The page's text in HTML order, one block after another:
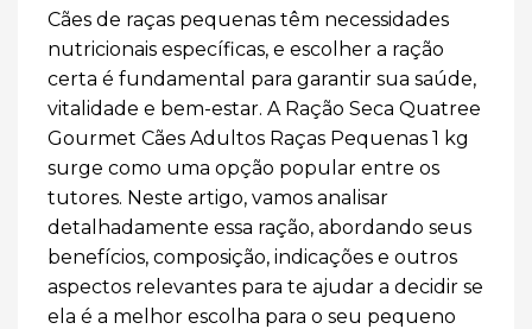
Cães de raças pequenas têm necessidades
nutricionais específicas, e escolher a ração
certa é fundamental para garantir sua saúde,
vitalidade e bem-estar. A Ração Seca Quatree
Gourmet Cães Adultos Raças Pequenas 1 kg
surge como uma opção popular entre os
tutores. Neste artigo, vamos analisar
detalhadamente essa ração, abordando seus
benefícios, composição, indicações e outros
aspectos relevantes para te ajudar a decidir se
ela é a melhor escolha para o seu pequeno